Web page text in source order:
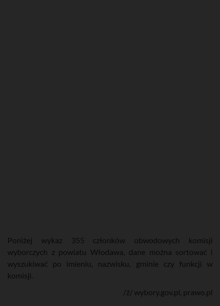
Poniżej wykaz 355 członków obwodowych komisji
wyborczych z powiatu Włodawa, dane można sortować i
wyszukiwać po imieniu, nazwisku, gminie czy funkcji w
komisji.
/ź/ wybory.gov.pl, prawo.pl